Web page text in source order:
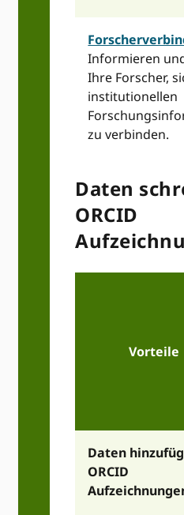
Informieren
Ihre Forscher,
institutionellen
zu verbinden.
Daten
ORCID
Vorteile
Daten
ORCID